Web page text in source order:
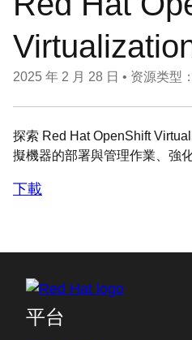
2025 年 2 月 28 日 • 资源类型
探索 Red Hat OpenShift
擬機器的部署與管理作業、強
下載
平台